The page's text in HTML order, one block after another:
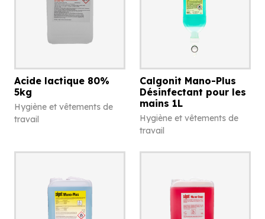
Acide lactique 80%
5kg
Hygiène et vêtements de
travail
Calgonit Mano-Plus
Désinfectant pour les
mains 1L
Hygiène et vêtements de
travail